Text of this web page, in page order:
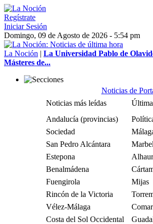
Regístrate
Iniciar Sesión
Domingo, 09 de Agosto de 2026 - 5:54 pm
La Noción | La Universidad Pablo de
Másteres de...
Noticias de
Noticias más leídas
Andalucía (provincias)
Sociedad
San Pedro Alcántara
Estepona
Benalmádena
Fuengirola
Mijas
Rincón de la Victoria
Vélez-Málaga
Costa del Sol Occidental